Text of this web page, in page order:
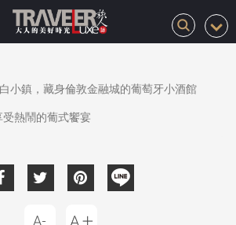
小鎮，藏身倫敦金融城的葡萄牙小酒館
受熱鬧的葡式饗宴